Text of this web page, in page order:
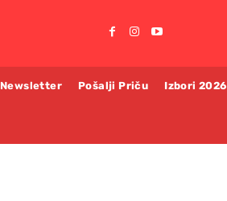
Newsletter Pošalji Priču Izbori 2026